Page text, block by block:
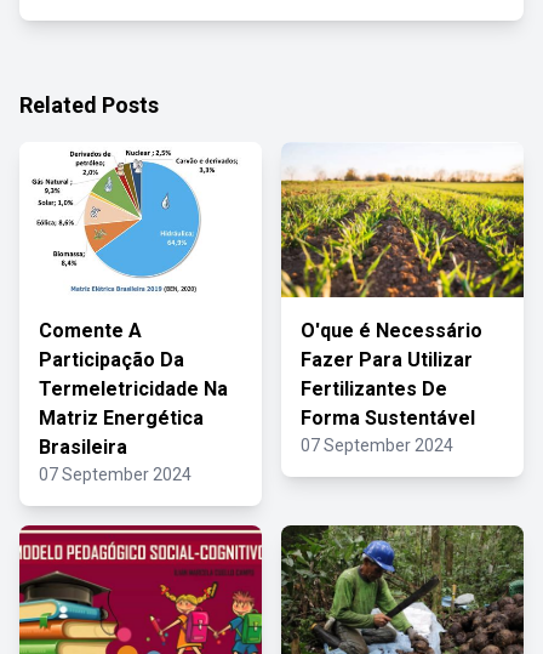
Related Posts
Comente A
Participação Da
Termeletricidade Na
Matriz Energética
Brasileira
07 September 2024
O'que é Necessário
Fazer Para Utilizar
Fertilizantes De
Forma Sustentável
07 September 2024